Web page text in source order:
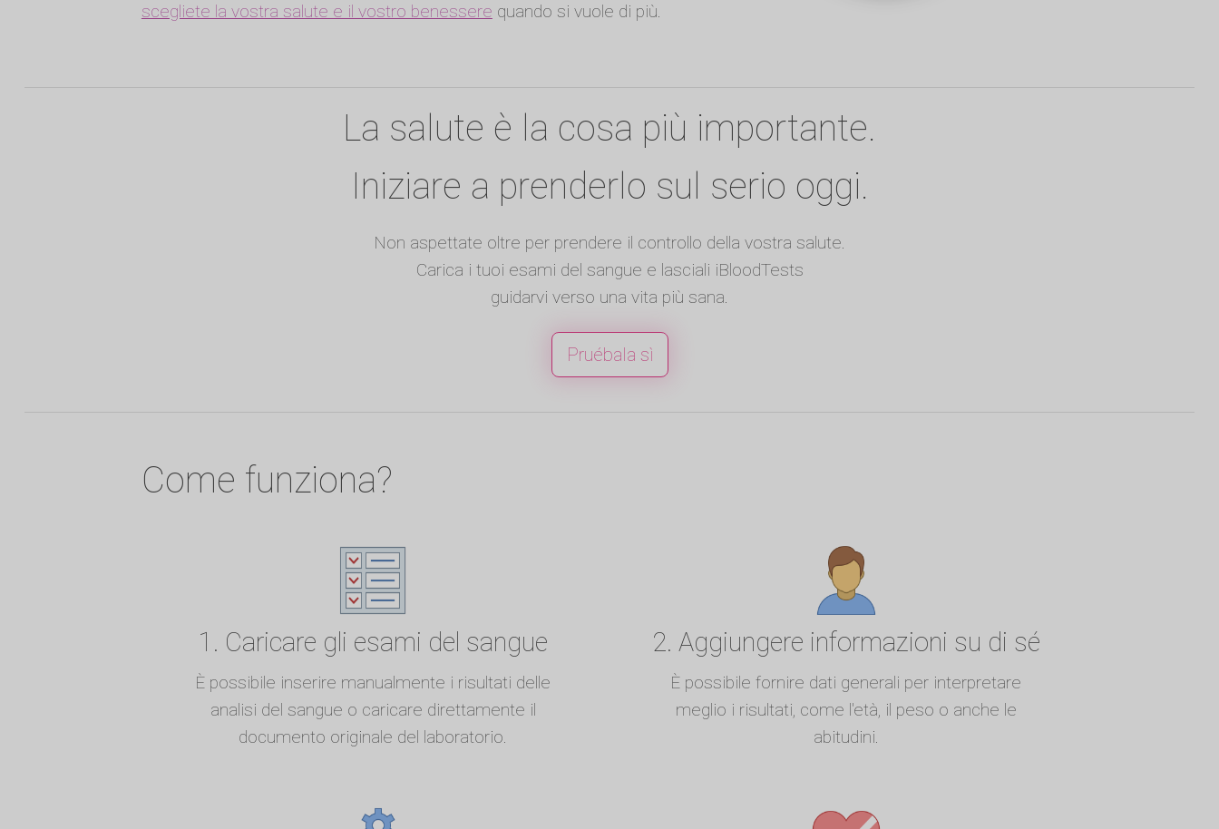
scegliete la vostra salute e il vostro benessere quando si vuole di più.
La salute è la cosa più importante.
Iniziare a prenderlo sul serio oggi.
Non aspettate oltre per prendere il controllo della vostra salute.
Carica i tuoi esami del sangue e lasciali iBloodTests
guidarvi verso una vita più sana.
Pruébala sì
Come funziona?
1. Caricare gli esami del sangue
È possibile inserire manualmente i risultati delle
analisi del sangue o caricare direttamente il
documento originale del laboratorio.
2. Aggiungere informazioni su di sé
È possibile fornire dati generali per interpretare
meglio i risultati, come l'età, il peso o anche le
abitudini.